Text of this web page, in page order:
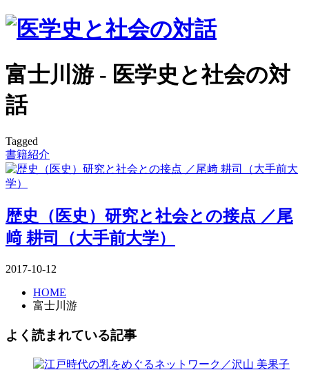
富士川游 - 医学史と社会の対
話
Tagged
書籍紹介
歴史（医史）研究と社会との接点 ／尾
﨑 耕司（大手前大学）
2017-10-12
HOME
富士川游
よく読まれている記事